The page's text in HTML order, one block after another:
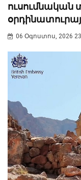
ուսումնական
06 Օգոստոս, 2026